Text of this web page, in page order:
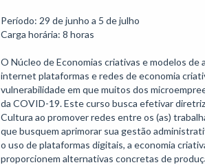
Período: 29 de junho a 5 de julho
Carga horária: 8 horas
O Núcleo de Economias criativas e modelos
internet plataformas e redes de economia
vulnerabilidade em que muitos dos
da COVID-19. Este curso busca efetivar
Cultura ao promover redes entre os (as)
que busquem aprimorar sua gestão
o uso de plataformas digitais, a economia
proporcionem alternativas concretas de